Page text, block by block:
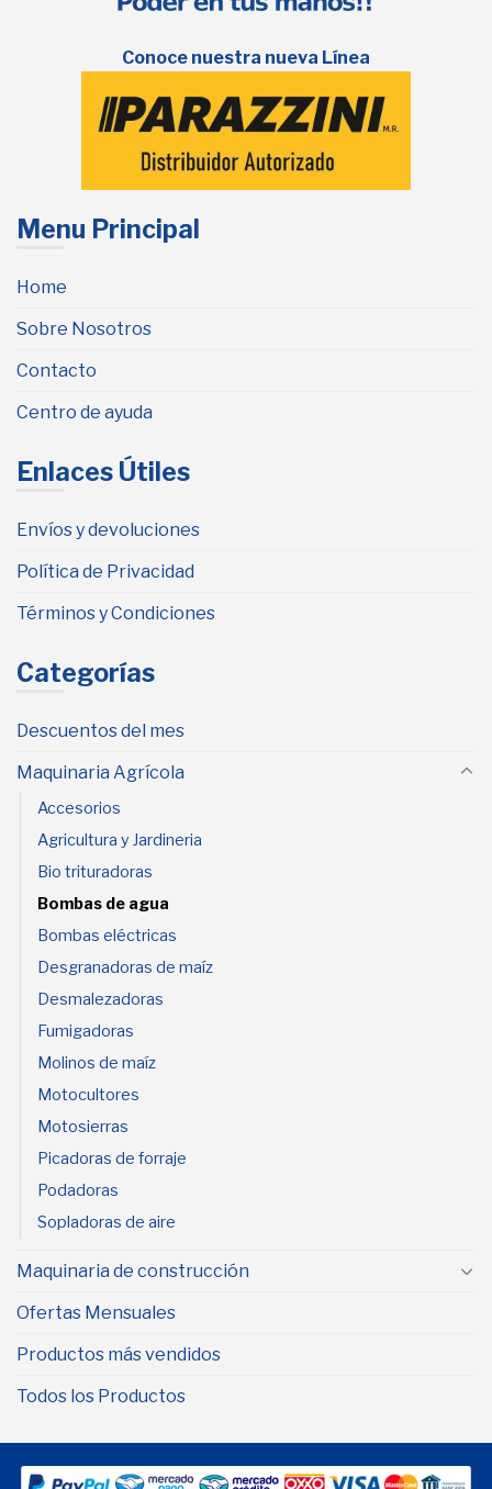
Conoce nuestra nueva Línea
Menu Principal
Home
Sobre Nosotros
Contacto
Centro de ayuda
Enlaces Útiles
Envíos y devoluciones
Política de Privacidad
Términos y Condiciones
Categorías
Descuentos del mes
Maquinaria Agrícola
Accesorios
Agricultura y Jardineria
Bio trituradoras
Bombas de agua
Bombas eléctricas
Desgranadoras de maíz
Desmalezadoras
Fumigadoras
Molinos de maíz
Motocultores
Motosierras
Picadoras de forraje
Podadoras
Sopladoras de aire
Maquinaria de construcción
Ofertas Mensuales
Productos más vendidos
Todos los Productos